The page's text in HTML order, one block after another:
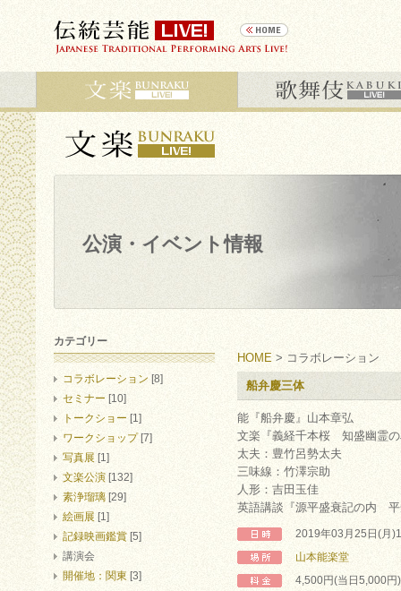
公演・イベント情報
HOME > コラボレーション
船弁慶三体
能『船弁慶』山本章弘
文楽『義経千本桜 知盛幽霊
太夫：豊竹呂勢太夫
三味線：竹澤宗助
人形：吉田玉佳
英語講談『源平盛衰記の内
2019年03月25日(月
山本能楽堂
4,500円(当日5,000円
カテゴリー
コラボレーション [8]
セミナー [10]
トークショー [1]
ワークショップ[7]
写真展 [1]
文楽公演 [132]
素浄瑠璃 [29]
絵画展 [1]
記録映画鑑賞 [5]
講演会
開催地：関東 [3]